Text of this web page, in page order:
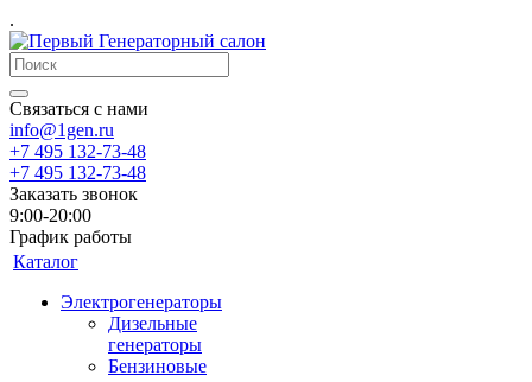
.
Связаться с нами
info@1gen.ru
+7 495 132-73-48
+7 495 132-73-48
Заказать звонок
9:00-20:00
График работы
Каталог
Электрогенераторы
Дизельные
генераторы
Бензиновые